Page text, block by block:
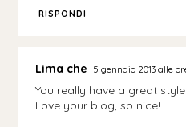
RISPONDI
Lima che 5 gennaio 2013 alle
You really have a great style!
Love your blog, so nice!